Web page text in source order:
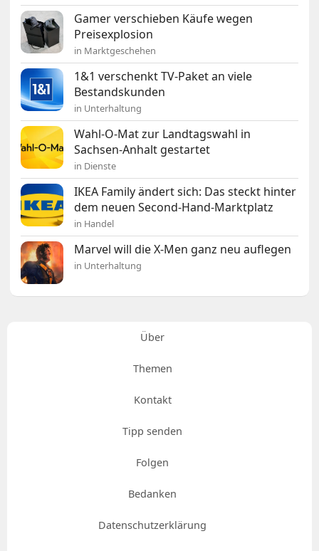
Gamer verschieben Käufe wegen
Preisexplosion
in Marktgeschehen
1&1 verschenkt TV-Paket an viele
Bestandskunden
in Unterhaltung
Wahl-O-Mat zur Landtagswahl in
Sachsen-Anhalt gestartet
in Dienste
IKEA Family ändert sich: Das steckt hinter
dem neuen Second-Hand-Marktplatz
in Handel
Marvel will die X-Men ganz neu auflegen
in Unterhaltung
Über
Themen
Kontakt
Tipp senden
Folgen
Bedanken
Datenschutzerklärung